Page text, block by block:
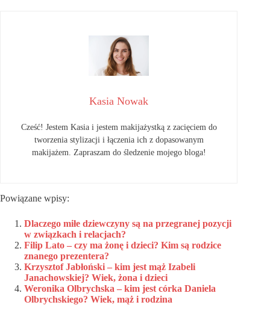
Kasia Nowak
Cześć! Jestem Kasia i jestem makijażystką z zacięciem do
tworzenia stylizacji i łączenia ich z dopasowanym
makijażem. Zapraszam do śledzenie mojego bloga!
Powiązane wpisy:
Dlaczego miłe dziewczyny są na przegranej pozycji
w związkach i relacjach?
Filip Lato – czy ma żonę i dzieci? Kim są rodzice
znanego prezentera?
Krzysztof Jabłoński – kim jest mąż Izabeli
Janachowskiej? Wiek, żona i dzieci
Weronika Olbrychska – kim jest córka Daniela
Olbrychskiego? Wiek, mąż i rodzina